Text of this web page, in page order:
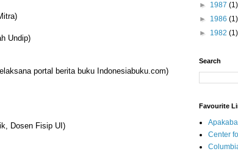
Undip)
portal berita buku Indonesiabuku.com)
Dosen Fisip UI)
► 1987 (1)
► 1986 (1)
► 1982 (1)
Search
Favourite
Center